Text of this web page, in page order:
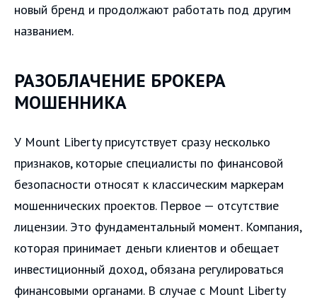
новый бренд и продолжают работать под другим
названием.
РАЗОБЛАЧЕНИЕ БРОКЕРА
МОШЕННИКА
У Mount Liberty присутствует сразу несколько
признаков, которые специалисты по финансовой
безопасности относят к классическим маркерам
мошеннических проектов. Первое — отсутствие
лицензии. Это фундаментальный момент. Компания,
которая принимает деньги клиентов и обещает
инвестиционный доход, обязана регулироваться
финансовыми органами. В случае с Mount Liberty